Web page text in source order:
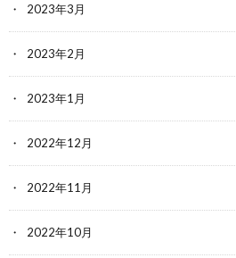
2023年3月
2023年2月
2023年1月
2022年12月
2022年11月
2022年10月